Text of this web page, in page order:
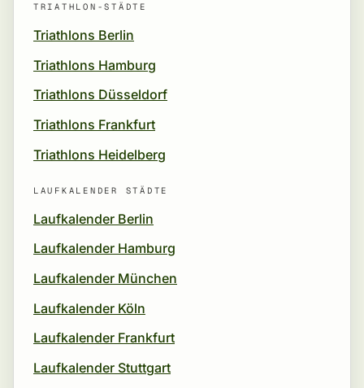
TRIATHLON-STÄDTE
Triathlons Berlin
Triathlons Hamburg
Triathlons Düsseldorf
Triathlons Frankfurt
Triathlons Heidelberg
LAUFKALENDER STÄDTE
Laufkalender Berlin
Laufkalender Hamburg
Laufkalender München
Laufkalender Köln
Laufkalender Frankfurt
Laufkalender Stuttgart